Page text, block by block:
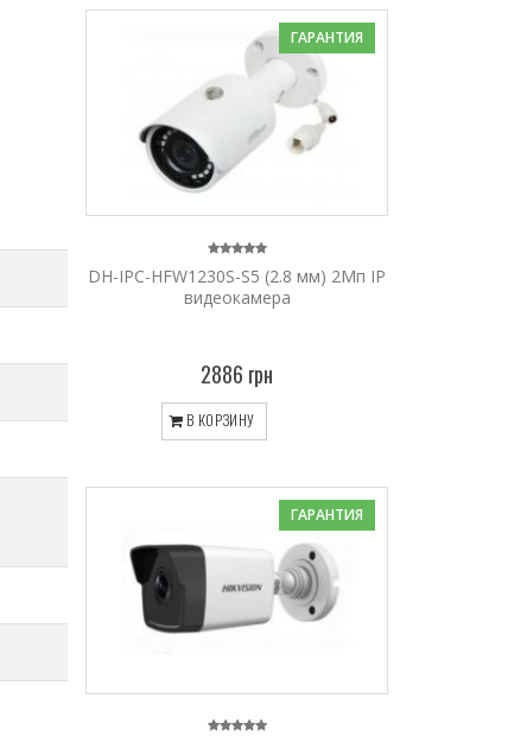
ГАРАНТИЯ
DH-IPC-HFW1230S-S5 (2.8 мм) 2Mп IP
видеокамера
2886 грн
В КОРЗИНУ
ГАРАНТИЯ